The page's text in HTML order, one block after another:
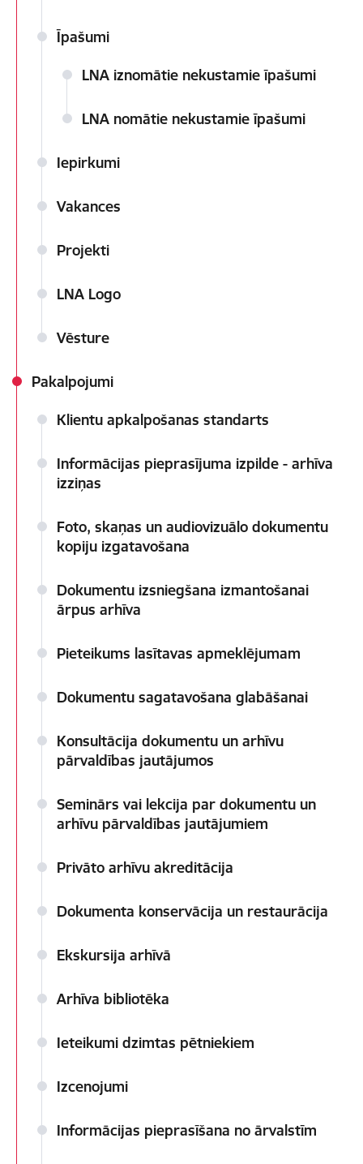
Īpašumi
LNA iznomātie nekustamie īpašumi
LNA nomātie nekustamie īpašumi
Iepirkumi
Vakances
Projekti
LNA Logo
Vēsture
Pakalpojumi
Klientu apkalpošanas standarts
Informācijas pieprasījuma izpilde - arhīva
izziņas
Foto, skaņas un audiovizuālo dokumentu
kopiju izgatavošana
Dokumentu izsniegšana izmantošanai
ārpus arhīva
Pieteikums lasītavas apmeklējumam
Dokumentu sagatavošana glabāšanai
Konsultācija dokumentu un arhīvu
pārvaldības jautājumos
Seminārs vai lekcija par dokumentu un
arhīvu pārvaldības jautājumiem
Privāto arhīvu akreditācija
Dokumenta konservācija un restaurācija
Ekskursija arhīvā
Arhīva bibliotēka
Ieteikumi dzimtas pētniekiem
Izcenojumi
Informācijas pieprasīšana no ārvalstīm